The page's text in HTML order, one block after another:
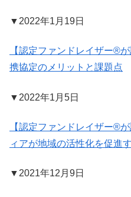
▼2022年1月19日
【認定ファンドレイザー®
携協定のメリットと課題点
▼2022年1月5日
【認定ファンドレイザー®
ィアが地域の活性化を促進
▼2021年12月9日